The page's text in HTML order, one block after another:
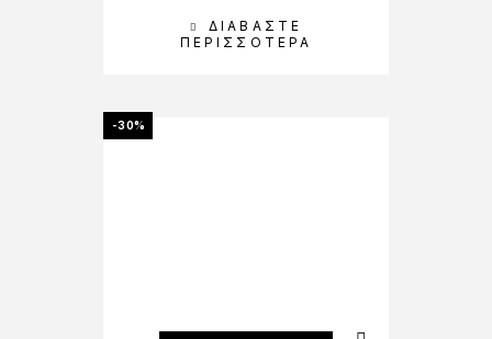
ΔΙΑΒΆΣΤΕ
ΠΕΡΙΣΣΌΤΕΡΑ
-30%